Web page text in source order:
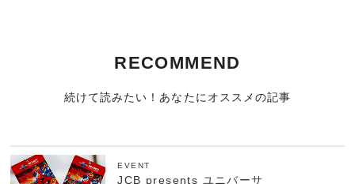
RECOMMEND
続けて読みたい！あなたにオススメの記事
EVENT
JCB presents ユニバーサ